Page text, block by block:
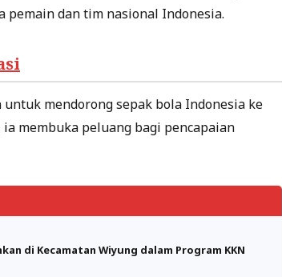
dan tim nasional Indonesia.
mendorong sepak bola Indonesia ke
membuka peluang bagi pencapaian
di Kecamatan Wiyung dalam Program KKN